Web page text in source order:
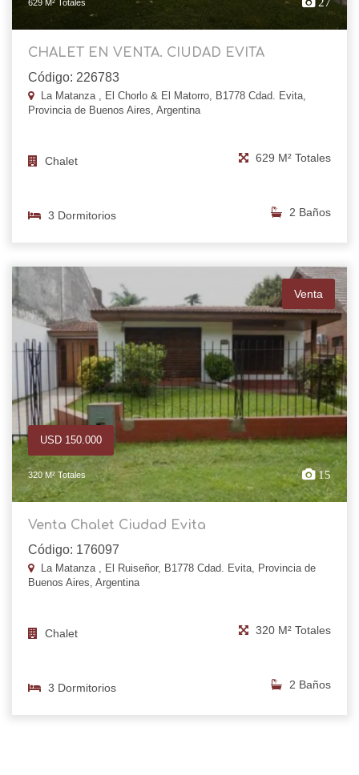
629 M² Totales
CHALET EN VENTA. CIUDAD EVITA
Código: 226783
La Matanza , El Chorlo & El Matorro, B1778 Cdad. Evita,
Provincia de Buenos Aires, Argentina
Chalet 629 M² Totales
3 Dormitorios 2 Baños
Venta
USD 150.000
320 M² Totales 15
Venta Chalet Ciudad Evita
Código: 176097
La Matanza , El Ruiseñor, B1778 Cdad. Evita, Provincia de
Buenos Aires, Argentina
Chalet 320 M² Totales
3 Dormitorios 2 Baños